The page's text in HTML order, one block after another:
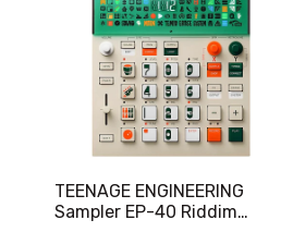
TEENAGE ENGINEERING
Sampler EP-40 Riddim